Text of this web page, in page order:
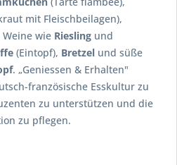
mit Fleischbeilagen),
Weine wie Riesling und
(Eintopf), Bretzel und süße
. „Geniessen & Erhalten"
französische Esskultur zu
zu unterstützen und die
zu pflegen.